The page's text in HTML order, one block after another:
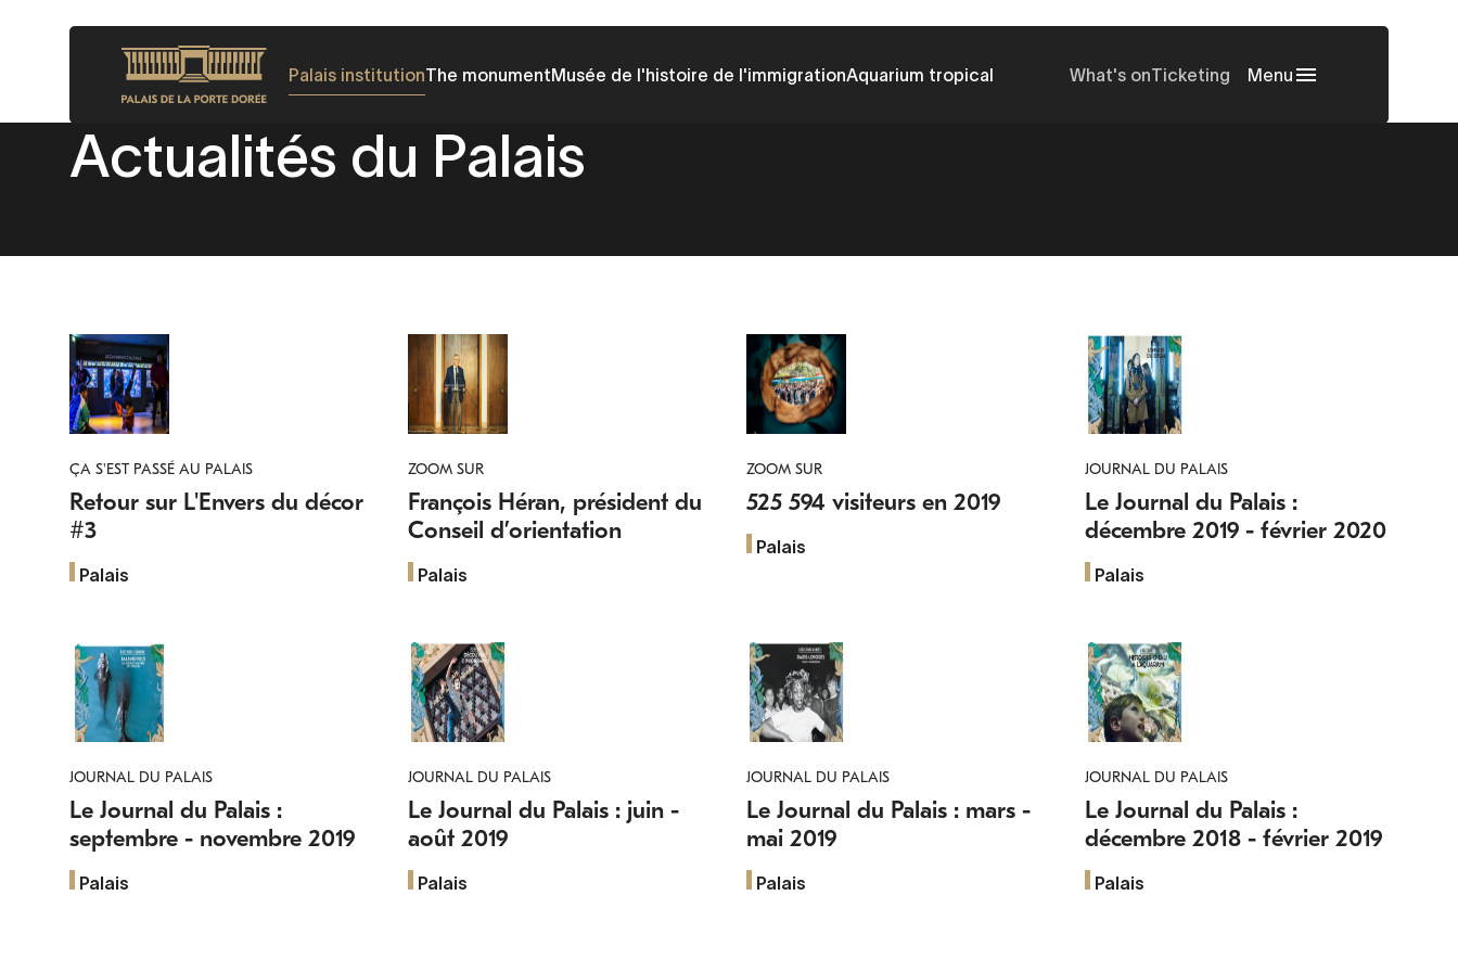
content
Palais institutionThe monumentMusée de l'histoire de l'immigrationAquarium tropical What's onTicketing Menu
Actualités du Palais
ÇA S'EST PASSÉ AU PALAIS
Retour sur L'Envers du décor
#3
Palais
ZOOM SUR
François Héran, président du
Conseil d’orientation
Palais
ZOOM SUR
525 594 visiteurs en 2019
Palais
JOURNAL DU PALAIS
Le Journal du Palais :
décembre 2019 - février 2020
Palais
JOURNAL DU PALAIS
Le Journal du Palais :
septembre - novembre 2019
Palais
JOURNAL DU PALAIS
Le Journal du Palais : juin -
août 2019
Palais
JOURNAL DU PALAIS
Le Journal du Palais : mars -
mai 2019
Palais
JOURNAL DU PALAIS
Le Journal du Palais :
décembre 2018 - février 2019
Palais